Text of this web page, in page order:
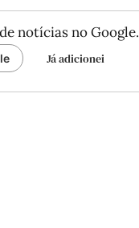
notícias no Google.
Já adicionei